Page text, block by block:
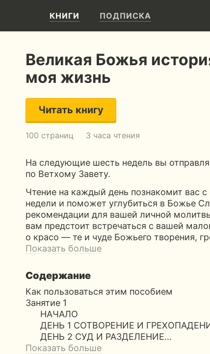
КНИГИ ПОДПИСКА
Великая Божья
моя жизнь
Читать книгу
100 страниц 3 часа чтения
На следующие шесть недель вы
по Ветхому Завету.
Чтение на каждый день познакомит вас
недели и поможет углубиться в Божье
рекомендации для вашей личной
вам предстоит встречаться с вашей
о красо — те и чуде Божьего творения,
Показать больше
Содержание
Как пользоваться этим пособием
Занятие 1
НАЧАЛО
ДЕНЬ 1 СОТВОРЕНИЕ И
ДЕНЬ 2 СУД И РАЗДЕЛЕНИЕ…
Показать больше